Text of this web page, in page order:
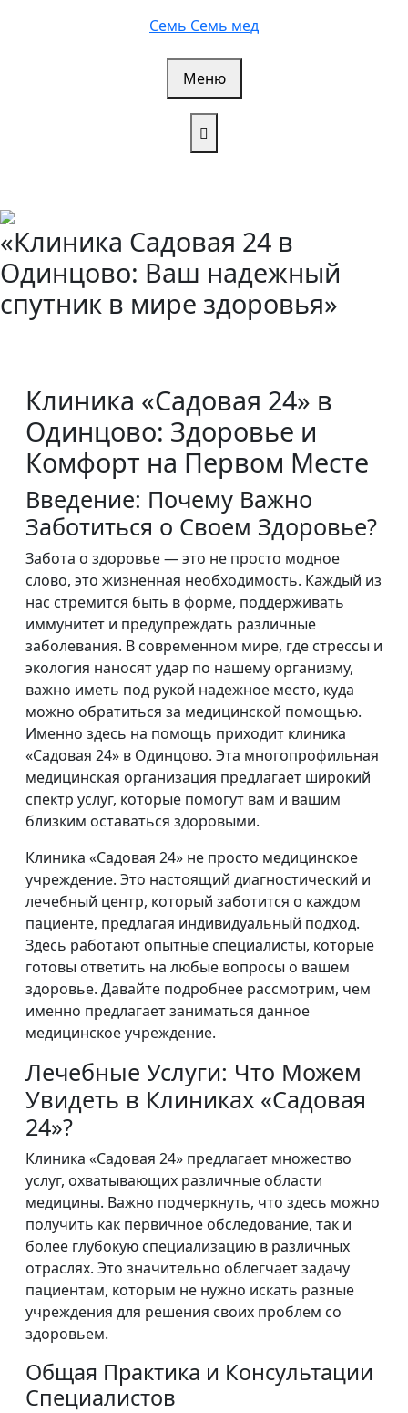
Семь Семь мед
Меню
«Клиника Садовая 24 в
Одинцово: Ваш надежный
спутник в мире здоровья»
Клиника «Садовая 24» в
Одинцово: Здоровье и
Комфорт на Первом Месте
Введение: Почему Важно
Заботиться о Своем Здоровье?
Забота о здоровье — это не просто модное
слово, это жизненная необходимость. Каждый из
нас стремится быть в форме, поддерживать
иммунитет и предупреждать различные
заболевания. В современном мире, где стрессы и
экология наносят удар по нашему организму,
важно иметь под рукой надежное место, куда
можно обратиться за медицинской помощью.
Именно здесь на помощь приходит клиника
«Садовая 24» в Одинцово. Эта многопрофильная
медицинская организация предлагает широкий
спектр услуг, которые помогут вам и вашим
близким оставаться здоровыми.
Клиника «Садовая 24» не просто медицинское
учреждение. Это настоящий диагностический и
лечебный центр, который заботится о каждом
пациенте, предлагая индивидуальный подход.
Здесь работают опытные специалисты, которые
готовы ответить на любые вопросы о вашем
здоровье. Давайте подробнее рассмотрим, чем
именно предлагает заниматься данное
медицинское учреждение.
Лечебные Услуги: Что Можем
Увидеть в Клиниках «Садовая
24»?
Клиника «Садовая 24» предлагает множество
услуг, охватывающих различные области
медицины. Важно подчеркнуть, что здесь можно
получить как первичное обследование, так и
более глубокую специализацию в различных
отраслях. Это значительно облегчает задачу
пациентам, которым не нужно искать разные
учреждения для решения своих проблем со
здоровьем.
Общая Практика и Консультации
Специалистов